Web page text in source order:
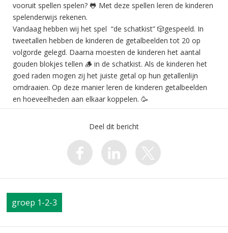
vooruit spellen spelen? 🐸 Met deze spellen leren de kinderen
spelenderwijs rekenen.
Vandaag hebben wij het spel “de schatkist” 🎲gespeeld. In
tweetallen hebben de kinderen de getalbeelden tot 20 op
volgorde gelegd. Daarna moesten de kinderen het aantal
gouden blokjes tellen 🪵 in de schatkist. Als de kinderen het
goed raden mogen zij het juiste getal op hun getallenlijn
omdraaien. Op deze manier leren de kinderen getalbeelden
en hoeveelheden aan elkaar koppelen. 🥳
Deel dit bericht
groep 1-2-3